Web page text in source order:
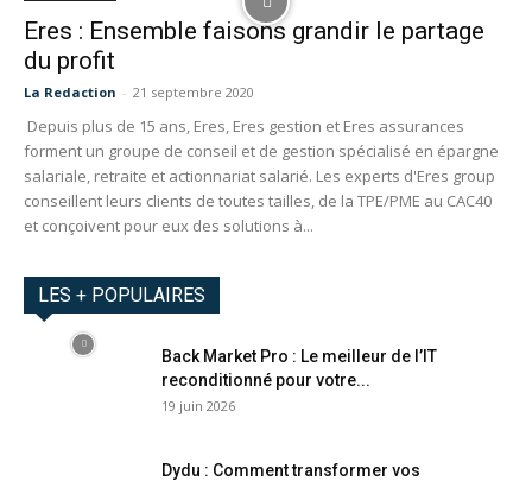
Eres : Ensemble faisons grandir le partage
du profit
La Redaction - 21 septembre 2020
Depuis plus de 15 ans, Eres, Eres gestion et Eres assurances
forment un groupe de conseil et de gestion spécialisé en épargne
salariale, retraite et actionnariat salarié. Les experts d'Eres group
conseillent leurs clients de toutes tailles, de la TPE/PME au CAC40
et conçoivent pour eux des solutions à...
LES + POPULAIRES
Back Market Pro : Le meilleur de l’IT
reconditionné pour votre...
19 juin 2026
Dydu : Comment transformer vos